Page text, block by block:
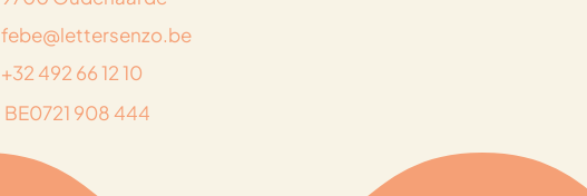
febe@lettersenzo.be
+32 492 66 12 10
BE0721 908 444